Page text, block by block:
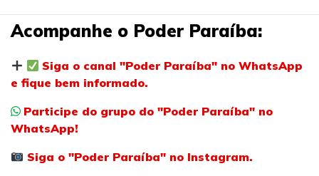
Acompanhe o Poder Paraíba:
Siga o canal "Poder Paraíba" no WhatsApp
e fique bem informado.
Participe do grupo do "Poder Paraíba" no
WhatsApp!
Siga o "Poder Paraíba" no Instagram.